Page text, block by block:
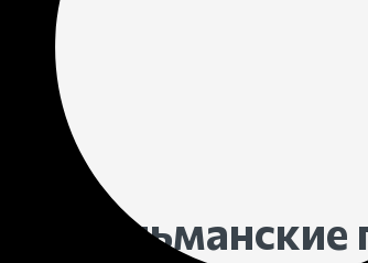
мусульманские